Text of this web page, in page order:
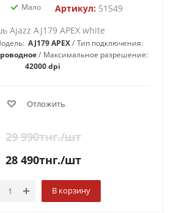
Мало Артикул:51549
Ajazz AJ179 APEX white
AJ179 APEX
Тип подключения:
Максимальное разрешение:
42000 dpi
Отложить
29 990тнг./шт
28 490тнг./шт
В корзину